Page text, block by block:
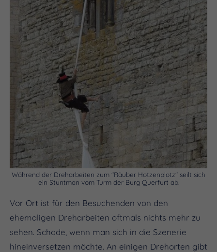
Während der Dreharbeiten zum "Räuber Hotzenplotz" seilt sich
ein Stuntman vom Turm der Burg Querfurt ab.
Vor Ort ist für den Besuchenden von den
ehemaligen Dreharbeiten oftmals nichts mehr zu
sehen. Schade, wenn man sich in die Szenerie
hineinversetzen möchte. An einigen Drehorten gibt